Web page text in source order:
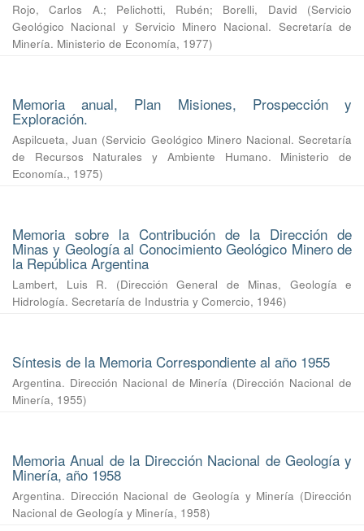
Rojo, Carlos A.; Pelichotti, Rubén; Borelli, David (Servicio
Geológico Nacional y Servicio Minero Nacional. Secretaría de
Minería. Ministerio de Economía, 1977)
Memoria anual, Plan Misiones, Prospección y
Exploración.
Aspilcueta, Juan (Servicio Geológico Minero Nacional. Secretaría
de Recursos Naturales y Ambiente Humano. Ministerio de
Economía., 1975)
Memoria sobre la Contribución de la Dirección de
Minas y Geología al Conocimiento Geológico Minero de
la República Argentina
Lambert, Luis R. (Dirección General de Minas, Geología e
Hidrología. Secretaría de Industria y Comercio, 1946)
Síntesis de la Memoria Correspondiente al año 1955
Argentina. Dirección Nacional de Minería (Dirección Nacional de
Minería, 1955)
Memoria Anual de la Dirección Nacional de Geología y
Minería, año 1958
Argentina. Dirección Nacional de Geología y Minería (Dirección
Nacional de Geología y Minería, 1958)